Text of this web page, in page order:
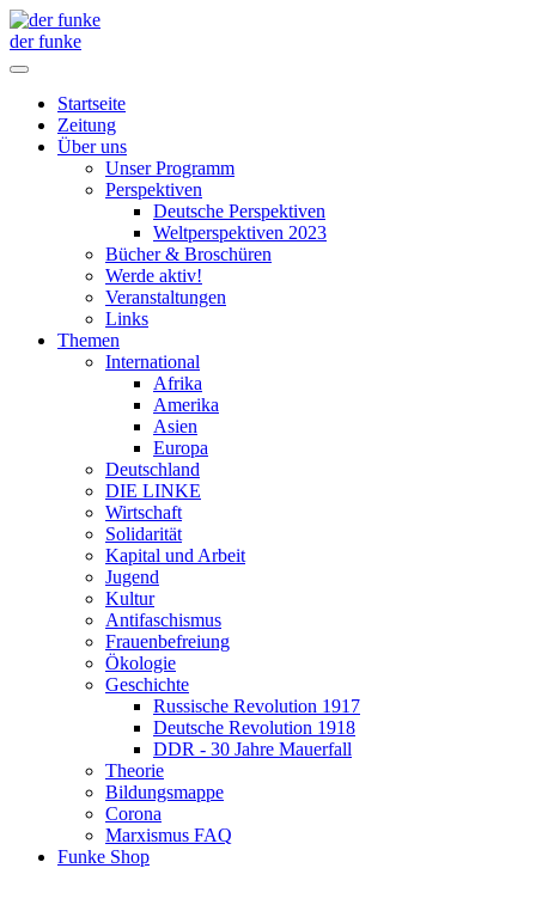
der funke
Startseite
Zeitung
Über uns
Unser Programm
Perspektiven
Deutsche Perspektiven
Weltperspektiven 2023
Bücher & Broschüren
Werde aktiv!
Veranstaltungen
Links
Themen
International
Afrika
Amerika
Asien
Europa
Deutschland
DIE LINKE
Wirtschaft
Solidarität
Kapital und Arbeit
Jugend
Kultur
Antifaschismus
Frauenbefreiung
Ökologie
Geschichte
Russische Revolution 1917
Deutsche Revolution 1918
DDR - 30 Jahre Mauerfall
Theorie
Bildungsmappe
Corona
Marxismus FAQ
Funke Shop